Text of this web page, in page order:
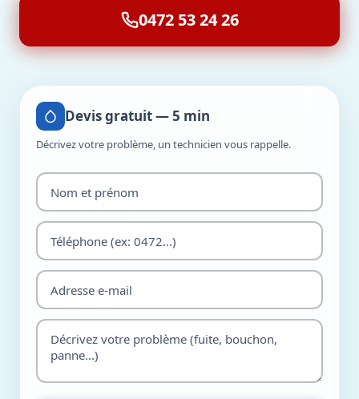
0472 53 24 26
Devis gratuit — 5 min
Décrivez votre problème, un technicien vous rappelle.